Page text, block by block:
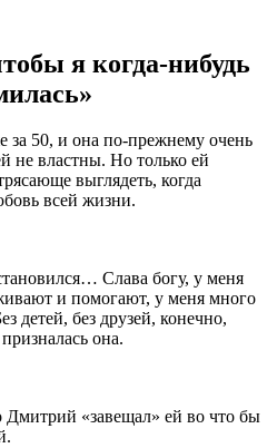
я когда-нибудь
за 50, и она по-прежнему очень
не властны. Но только ей
выглядеть, когда
всей жизни.
Слава богу, у меня
и помогают, у меня много
детей, без друзей, конечно,
она.
Дмитрий «завещал» ей во что бы